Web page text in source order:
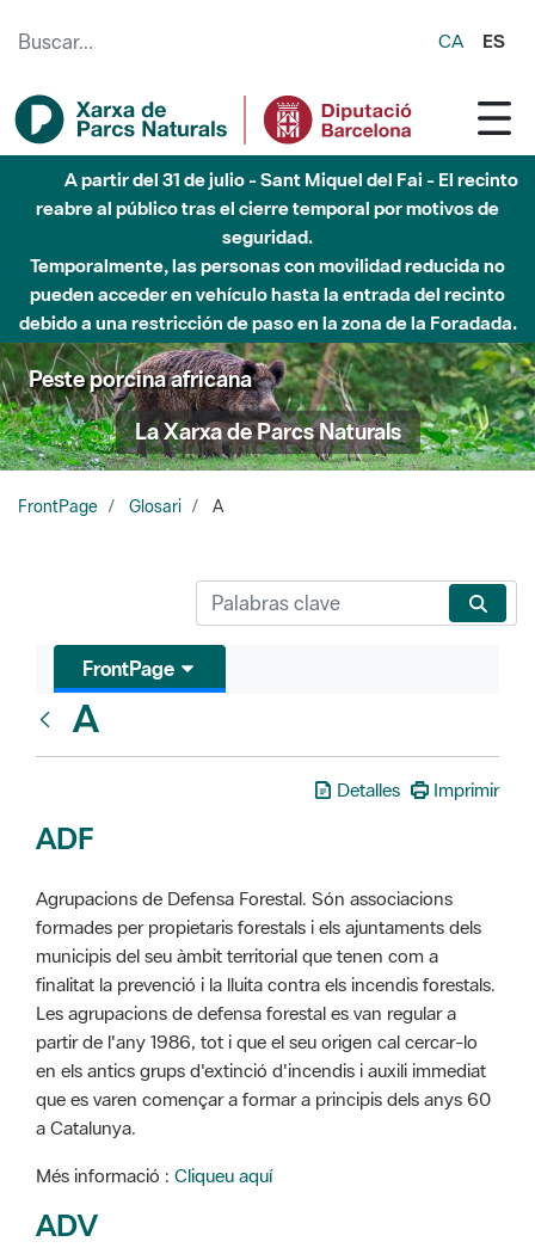
CA ES
A partir del 31 de julio - Sant Miquel del Fai - El recinto
reabre al público tras el cierre temporal por motivos de
seguridad.
Temporalmente, las personas con movilidad reducida no
pueden acceder en vehículo hasta la entrada del recinto
debido a una restricción de paso en la zona de la Foradada.
Peste porcina africana
La Xarxa de Parcs Naturals
FrontPage Glosari A
FrontPage
A
Detalles Imprimir
ADF
Agrupacions de Defensa Forestal. Són associacions
formades per propietaris forestals i els ajuntaments dels
municipis del seu àmbit territorial que tenen com a
finalitat la prevenció i la lluita contra els incendis forestals.
Les agrupacions de defensa forestal es van regular a
partir de l'any 1986, tot i que el seu origen cal cercar-lo
en els antics grups d'extinció d'incendis i auxili immediat
que es varen començar a formar a principis dels anys 60
a Catalunya.
Més informació : Cliqueu aquí
ADV